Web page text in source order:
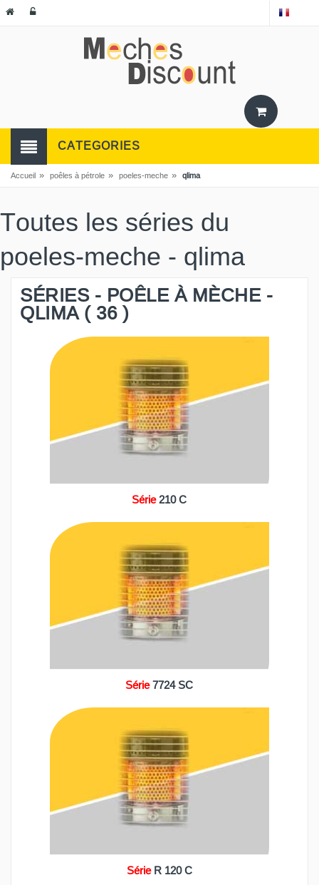
CATEGORIES
Accueil » poêles à pétrole » poeles-meche » qlima
Toutes les séries du
poeles-meche - qlima
SÉRIES - POÊLE À MÈCHE -
QLIMA ( 36 )
Série210 C
Série7724 SC
Série R 120 C